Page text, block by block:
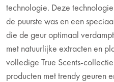
technologie. Deze
de puurste was en een
die de geur optimaal
met natuurlijke extracten en
volledige True Scents-
producten met trendy geuren